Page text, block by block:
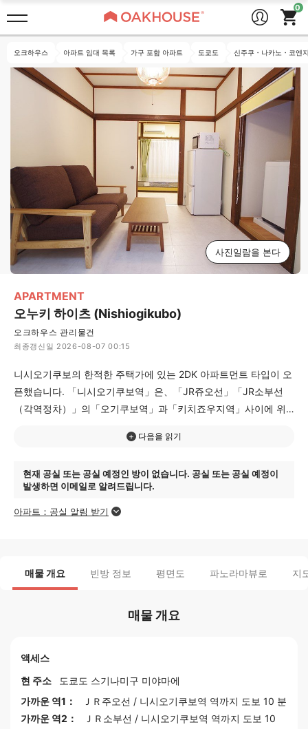
오크하우스 아파트 임대 목록 가구 포함 아파트 도쿄도 신주쿠・나카노・코엔
사진일람을 본다
APARTMENT
오누키 하이츠 (Nishiogikubo)
오크하우스 관리물건
최종갱신일 2026-08-07 00:15
니시오기쿠보의 한적한 주택가에 있는 2DK 아파트먼트 타입이 오
픈했습니다. 「니시오기쿠보역」은、「JR쥬오선」「JR소부선
（각역정차）」의「오기쿠보역」과「키치죠우지역」사이에 위
스、도보로 이동 가능합니다. 가구가전、인터넷 완비!!!
현재 공실 또는 공실 예정인 방이 없습니다. 공실 또는 공실 예정이
발생하면 이메일로 알려드립니다.
아파트：공실 알림 받기
매물 개요 빈방 정보 평면도 파노라마뷰로 지
매물 개요
액세스
현 주소
도쿄도 스기나미구 미야마에
가까운 역1：
ＪＲ주오선 / 니시오기쿠보역 역까지 도보 10 분
가까운 역2：
ＪＲ소부선 / 니시오기쿠보역 역까지 도보 10